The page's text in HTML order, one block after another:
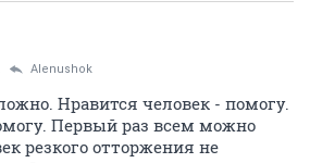
Alenushok
Нравится человек - помогу.
Первый раз всем можно
резкого отторжения не